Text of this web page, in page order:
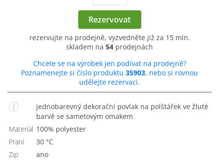
Rezervovat
rezervujte na prodejně, vyzvedněte již za 15 min.
skladem na 54 prodejnách
Chcete se na výrobek jen podívat na prodejně?
Poznamenejte si číslo produktu 35903, nebo si rovnou
udělejte rezervaci.
jednobarevný dekorační povlak na polštářek ve žluté
barvě se sametovým omakem
Materiál
100% polyester
Praní
30 °C
Zip
Ano